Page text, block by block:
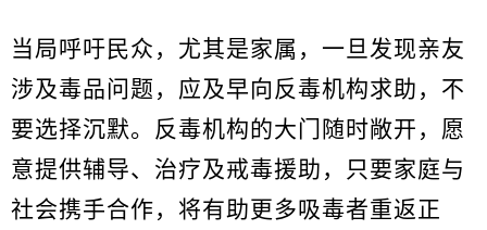
当局呼吁民众，尤其是家属，一旦发现亲友
涉及毒品问题，应及早向反毒机构求助，不
要选择沉默。反毒机构的大门随时敞开，愿
意提供辅导、治疗及戒毒援助，只要家庭与
社会携手合作，将有助更多吸毒者重返正